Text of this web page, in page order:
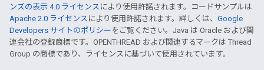
ンズの表示 4.0 ライセンス により使用許諾されます。コードサンプルは
Apache 2.0 ライセンス により使用許諾されます。詳しくは、 Google
Developers サイトのポリシー をご覧ください。Java は Oracle および関
連会社の登録商標です。OPENTHREAD および関連するマークは Thread
Group の商標であり、ライセンスに基づいて使用されています。